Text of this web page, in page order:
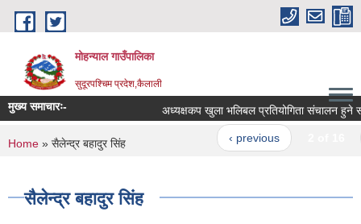
Skip to main content
मोहन्याल गाउँपालिका
सुदूरपश्चिम प्रदेश,कैलाली
मुख्य समाचारः- अध्यक्षकप खुला भलिबल प्रतियोगिता संचालन हुने
‹ previous
You are here
Home » सैलेन्द्र बहादुर सिंह
सैलेन्द्र बहादुर सिंह